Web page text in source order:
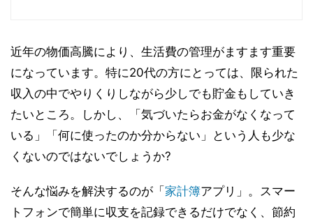
近年の物価高騰により、生活費の管理がますます重要
になっています。特に20代の方にとっては、限られた
収入の中でやりくりしながら少しでも貯金もしていき
たいところ。しかし、「気づいたらお金がなくなって
いる」「何に使ったのか分からない」という人も少な
くないのではないでしょうか?
そんな悩みを解決するのが「 家計簿アプリ」。スマー
トフォンで簡単に収支を記録できるだけでなく、節約